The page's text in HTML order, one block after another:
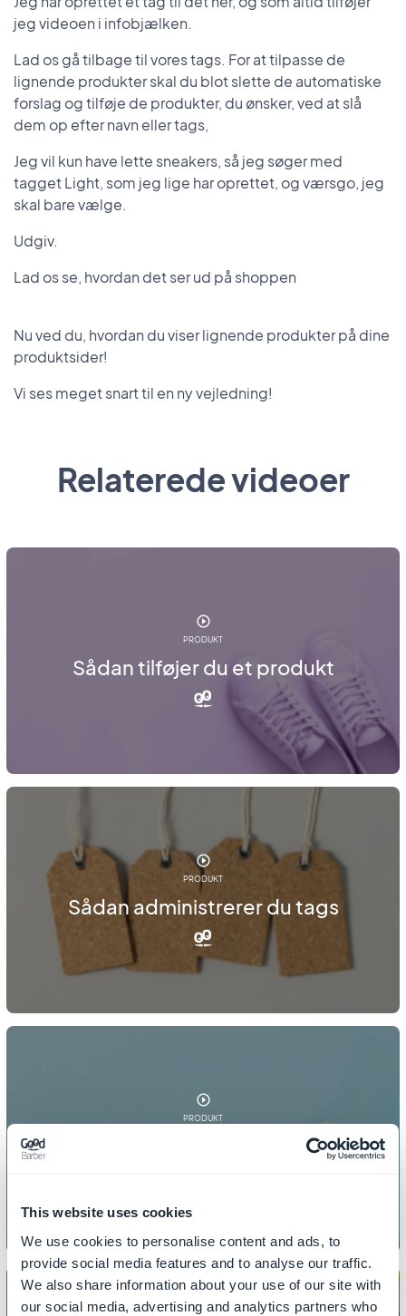
This website uses cookies
We use cookies to personalise content and ads, to
provide social media features and to analyse our traffic.
We also share information about your use of our site with
our social media, advertising and analytics partners who
jeg videoen i infobjælken.
Lad os gå tilbage til vores tags. For at tilpasse de
lignende produkter skal du blot slette de automatiske
forslag og tilføje de produkter, du ønsker, ved at slå
dem op efter navn eller tags,
Jeg vil kun have lette sneakers, så jeg søger med
tagget Light, som jeg lige har oprettet, og værsgo, jeg
skal bare vælge.
Udgiv.
Lad os se, hvordan det ser ud på shoppen
Nu ved du, hvordan du viser lignende produkter på dine
produktsider!
Vi ses meget snart til en ny vejledning!
Relaterede videoer
PRODUKT
Sådan tilføjer du et produkt
PRODUKT
Sådan administrerer du tags
PRODUKT
Sådan håndterer du varianter